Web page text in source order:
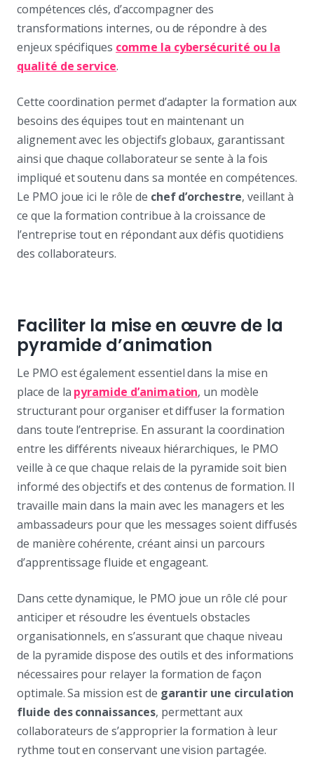
compétences clés, d’accompagner des
transformations internes, ou de répondre à des
enjeux spécifiques comme la cybersécurité ou la
qualité de service.
Cette coordination permet d’adapter la formation aux
besoins des équipes tout en maintenant un
alignement avec les objectifs globaux, garantissant
ainsi que chaque collaborateur se sente à la fois
impliqué et soutenu dans sa montée en compétences.
Le PMO joue ici le rôle de chef d’orchestre, veillant à
ce que la formation contribue à la croissance de
l’entreprise tout en répondant aux défis quotidiens
des collaborateurs.
Faciliter la mise en œuvre de la
pyramide d’animation
Le PMO est également essentiel dans la mise en
place de la pyramide d’animation, un modèle
structurant pour organiser et diffuser la formation
dans toute l’entreprise. En assurant la coordination
entre les différents niveaux hiérarchiques, le PMO
veille à ce que chaque relais de la pyramide soit bien
informé des objectifs et des contenus de formation. Il
travaille main dans la main avec les managers et les
ambassadeurs pour que les messages soient diffusés
de manière cohérente, créant ainsi un parcours
d’apprentissage fluide et engageant.
Dans cette dynamique, le PMO joue un rôle clé pour
anticiper et résoudre les éventuels obstacles
organisationnels, en s’assurant que chaque niveau
de la pyramide dispose des outils et des informations
nécessaires pour relayer la formation de façon
optimale. Sa mission est de garantir une circulation
fluide des connaissances, permettant aux
collaborateurs de s’approprier la formation à leur
rythme tout en conservant une vision partagée.